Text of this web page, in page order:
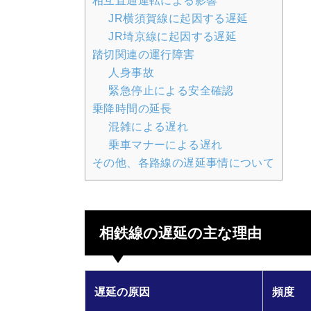
JR横須賀線に起因する遅延
JR埼京線に起因する遅延
踏切関連の運行障害
人身事故
緊急停止による安全確認
乗降時間の延長
混雑による遅れ
乗車マナーによる遅れ
その他、各路線の遅延事情について
相鉄線の遅延の主な理由
遅延の原因 頻度